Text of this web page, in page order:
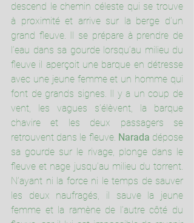
descend le chemin céleste qui se trouve
à proximité et arrive sur la berge d’un
grand fleuve. Il se prépare à prendre de
l’eau dans sa gourde lorsqu’au milieu du
fleuve il aperçoit une barque en détresse
avec une jeune femme et un homme qui
font de grands signes. Il y a un coup de
vent, les vagues s’élèvent, la barque
chavire et les deux passagers se
retrouvent dans le fleuve. Narada dépose
sa gourde sur le rivage, plonge dans le
fleuve et nage jusqu’au milieu du torrent.
N’ayant ni la force ni le temps de sauver
les deux naufragés, il sauve la jeune
femme et la ramène de l’autre côté du